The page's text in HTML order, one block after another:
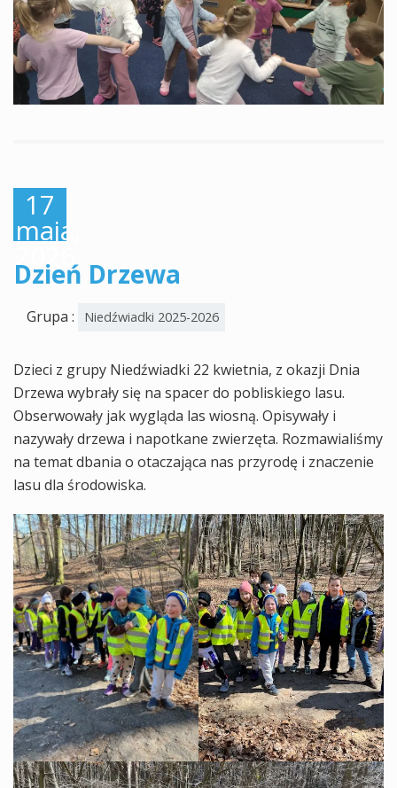
17
maja,
2026
Dzień Drzewa
Grupa : Niedźwiadki 2025-2026
Dzieci z grupy Niedźwiadki 22 kwietnia, z okazji Dnia
Drzewa wybrały się na spacer do pobliskiego lasu.
Obserwowały jak wygląda las wiosną. Opisywały i
nazywały drzewa i napotkane zwierzęta. Rozmawialiśmy
na temat dbania o otaczająca nas przyrodę i znaczenie
lasu dla środowiska.